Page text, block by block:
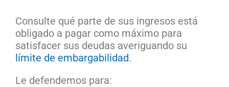
Consulte qué parte de sus ingresos está
obligado a pagar como máximo para
satisfacer sus deudas averiguando su
límite de embargabilidad.
Le defendemos para: